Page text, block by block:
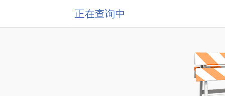
正在查询中